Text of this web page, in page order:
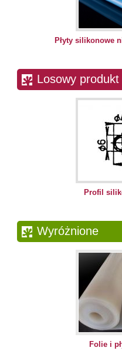
Płyty silikonowe
Losowy produkt
Profil
Wyróżnione
Folie i